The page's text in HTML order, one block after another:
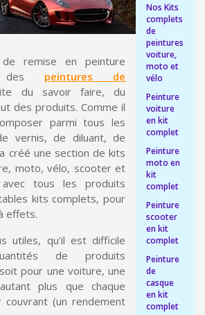
France métropolitaine pour 250€ d'achats
en 4x sans frais dès 30€ d'achats
en ligne en moins d'1 minute
créations et obtenez des bons d'achat
de fidélité à chaque commande
sous 24 h en France Métropolitaine
produits sous 14 jours
de 5€ sur la première commande
d'achat pour chaque parrainage
à la newsletter : 5€ de réduction
sous 24 h en France Métropolitaine
France métropolitaine pour 250€ d'achats
en 4x sans frais dès 30€ d'achats
remise en peinture
des peintures de
du savoir faire, du
des produits. Comme il
parmi tous les
vernis, de diluant, de
créé une section de kits
moto, vélo, scooter et
avec tous les produits
kits complets, pour
effets.
utiles, qu'il est difficile
de produits
pour une voiture, une
plus que chaque
(un rendement
Nos Kits
complets
de
peintures
voiture,
moto et
vélo
Peinture
voiture
en kit
complet
Peinture
moto en
kit
complet
Peinture
scooter
en kit
complet
Peinture
de
casque
en kit
complet